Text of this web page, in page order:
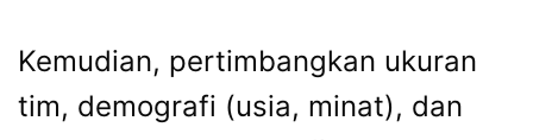
Kemudian, pertimbangkan ukuran
tim, demografi (usia, minat), dan